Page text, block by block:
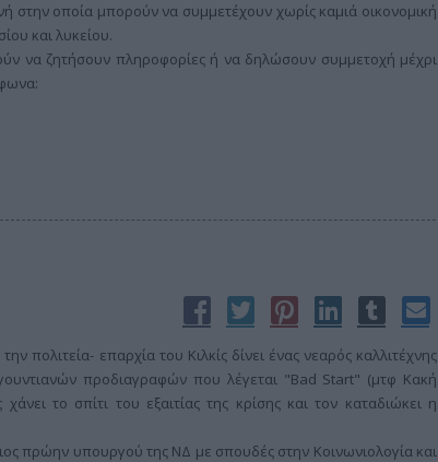
στην οποία μπορούν να συμμετέχουν χωρίς καμιά οικονομική
και λυκείου.
να ζητήσουν πληροφορίες ή να δηλώσουν συμμετοχή μέχρι
πολιτεία- επαρχία του Κιλκίς δίνει ένας νεαρός καλλιτέχνης
προδιαγραφών που λέγεται "Bad Start" (μτφ Κακή
το σπίτι του εξαιτίας της κρίσης και τον καταδιώκει η
πρώην υπουργού της ΝΔ με σπουδές στην Κοινωνιολογία και